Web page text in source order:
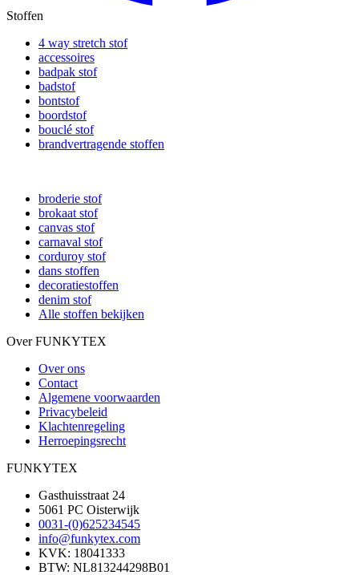
Stoffen
4 way stretch stof
accessoires
badpak stof
badstof
bontstof
boordstof
bouclé stof
brandvertragende stoffen
broderie stof
brokaat stof
canvas stof
carnaval stof
corduroy stof
dans stoffen
decoratiestoffen
denim stof
Alle stoffen bekijken
Over FUNKYTEX
Over ons
Contact
Algemene voorwaarden
Privacybeleid
Klachtenregeling
Herroepingsrecht
FUNKYTEX
Gasthuisstraat 24
5061 PC Oisterwijk
0031-(0)625234545
info@funkytex.com
KVK: 18041333
BTW: NL813244298B01